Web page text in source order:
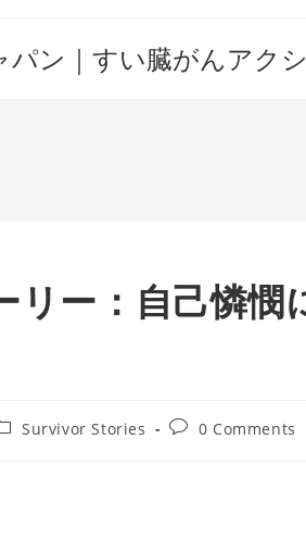
パン｜すい臓がんアク
リー：自己憐憫
Survivor Stories
Post0 Comments